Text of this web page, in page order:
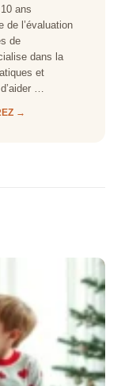
ans
de l’évaluation
de
dans la
et
…
→